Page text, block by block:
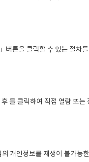
버튼을 클릭할 수 있는 절차
를 클릭하여 직접 열람 또는
개인정보를 재생이 불가능